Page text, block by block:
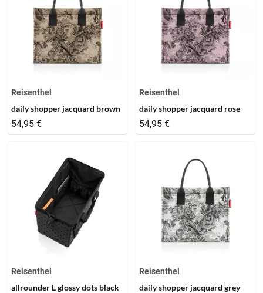
Reisenthel
daily shopper jacquard brown
54,95 €
Reisenthel
daily shopper jacquard rose
54,95 €
Reisenthel
allrounder L glossy dots black
Reisenthel
daily shopper jacquard grey